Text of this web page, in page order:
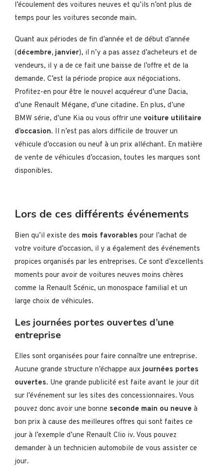
l’écoulement des voitures neuves et qu’ils n’ont plus de
temps pour les voitures seconde main.
Quant aux périodes de fin d’année et de début d’année
(décembre, janvier), il n’y a pas assez d’acheteurs et de
vendeurs, il y a de ce fait une baisse de l’offre et de la
demande. C’est la période propice aux négociations.
Profitez-en pour être le nouvel acquéreur d’une Dacia,
d’une Renault Mégane, d’une citadine. En plus, d’une
BMW série, d’une Kia ou vous offrir une voiture utilitaire
d’occasion. Il n’est pas alors difficile de trouver un
véhicule d’occasion ou neuf à un prix alléchant. En matière
de vente de véhicules d’occasion, toutes les marques sont
disponibles.
Lors de ces différents événements
Bien qu’il existe des mois favorables pour l’achat de
votre voiture d’occasion, il y a également des événements
propices organisés par les entreprises. Ce sont d’excellents
moments pour avoir de voitures neuves moins chères
comme la Renault Scénic, un monospace familial et un
large choix de véhicules.
Les journées portes ouvertes d’une
entreprise
Elles sont organisées pour faire connaître une entreprise.
Aucune grande structure n’échappe auxjournées portes
ouvertes. Une grande publicité est faite avant le jour dit
sur l’événement sur les sites des concessionnaires. Vous
pouvez donc avoir une bonne seconde main ou neuve à
bon prix à cause des meilleures offres qui sont faites ce
jour à l’exemple d’une Renault Clio iv. Vous pouvez
demander à un technicien automobile de vous assister ce
jour.